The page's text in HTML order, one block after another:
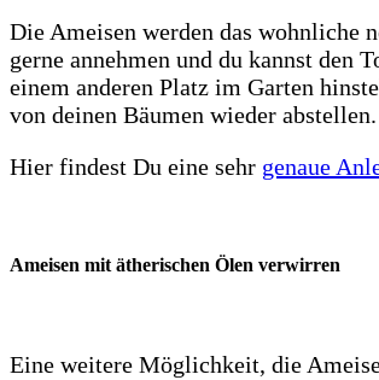
Die Ameisen werden das wohnliche
gerne annehmen und du kannst den
einem anderen Platz im Garten
von deinen Bäumen wieder abstellen.
Hier findest Du eine sehr genaue
Ameisen mit ätherischen Ölen verwirren
Eine weitere Möglichkeit, die